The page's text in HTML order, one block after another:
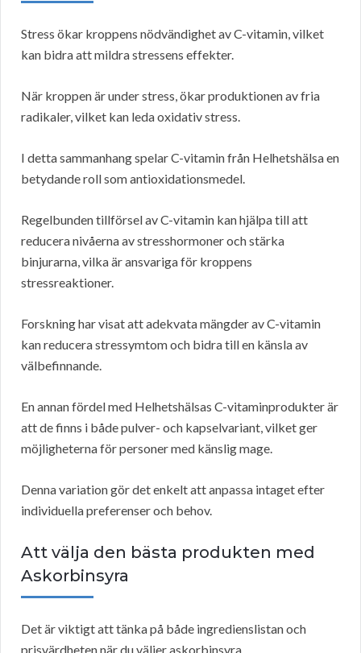
Stress ökar kroppens nödvändighet av C-vitamin, vilket
kan bidra att mildra stressens effekter.
När kroppen är under stress, ökar produktionen av fria
radikaler, vilket kan leda oxidativ stress.
I detta sammanhang spelar C-vitamin från Helhetshälsa en
betydande roll som antioxidationsmedel.
Regelbunden tillförsel av C-vitamin kan hjälpa till att
reducera nivåerna av stresshormoner och stärka
binjurarna, vilka är ansvariga för kroppens
stressreaktioner.
Forskning har visat att adekvata mängder av C-vitamin
kan reducera stressymtom och bidra till en känsla av
välbefinnande.
En annan fördel med Helhetshälsas C-vitaminprodukter är
att de finns i både pulver- och kapselvariant, vilket ger
möjligheterna för personer med känslig mage.
Denna variation gör det enkelt att anpassa intaget efter
individuella preferenser och behov.
Att välja den bästa produkten med
Askorbinsyra
Det är viktigt att tänka på både ingredienslistan och
prisvärdheten när du väljer askorbinsyra.